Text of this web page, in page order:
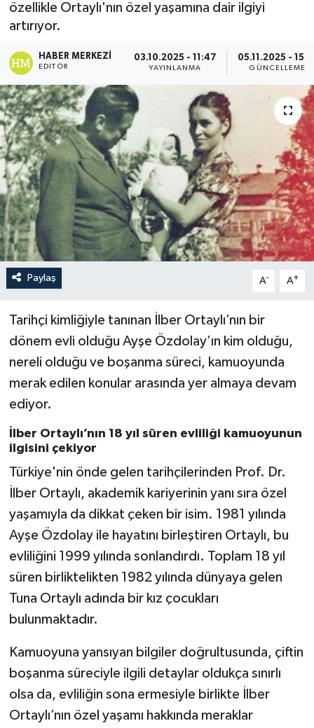
özellikle Ortaylı'nın özel yaşamına dair ilgiyi
artırıyor.
HABER MERKEZI
EDITÖR
03.10.2025 - 11:47
YAYINLANMA
05.11.2025 -
GÜNCELLEME
Paylaş A- A+
Tarihçi kimliğiyle tanınan İlber Ortaylı’nın bir
dönem evli olduğu Ayşe Özdolay’ın kim olduğu,
nereli olduğu ve boşanma süreci, kamuoyunda
merak edilen konular arasında yer almaya devam
ediyor.
İlber Ortaylı’nın 18 yıl süren evliliği kamuoyunun
ilgisini çekiyor
Türkiye'nin önde gelen tarihçilerinden Prof. Dr.
İlber Ortaylı, akademik kariyerinin yanı sıra özel
yaşamıyla da dikkat çeken bir isim. 1981 yılında
Ayşe Özdolay ile hayatını birleştiren Ortaylı, bu
evliliğini 1999 yılında sonlandırdı. Toplam 18 yıl
süren birliktelikten 1982 yılında dünyaya gelen
Tuna Ortaylı adında bir kız çocukları
bulunmaktadır.
Kamuoyuna yansıyan bilgiler doğrultusunda, çiftin
boşanma süreciyle ilgili detaylar oldukça sınırlı
olsa da, evliliğin sona ermesiyle birlikte İlber
Ortaylı’nın özel yaşamı hakkında meraklar